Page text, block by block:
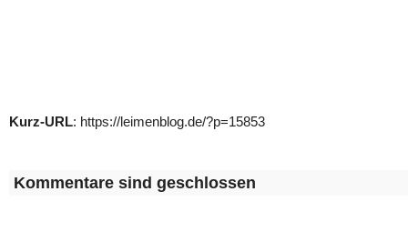
Kurz-URL: https://leimenblog.de/?p=15853
Kommentare sind geschlossen